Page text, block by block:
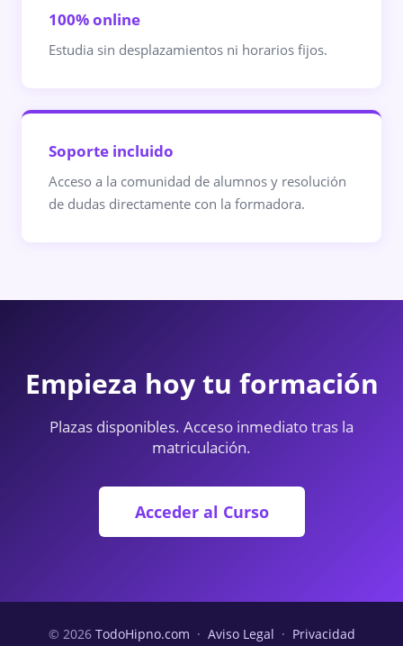
100% online
Estudia sin desplazamientos ni horarios fijos.
Soporte incluido
Acceso a la comunidad de alumnos y resolución
de dudas directamente con la formadora.
Empieza hoy tu formación
Plazas disponibles. Acceso inmediato tras la
matriculación.
Acceder al Curso
© 2026 TodoHipno.com · Aviso Legal · Privacidad